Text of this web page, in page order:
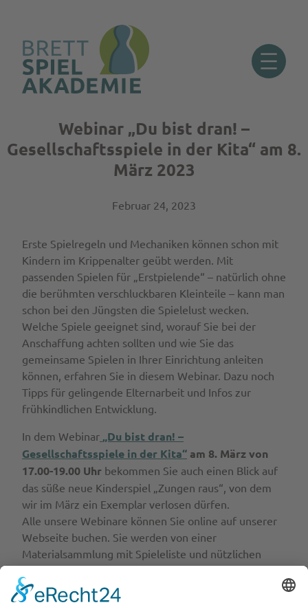
Inhalt
springen
Webinar „Du bist dran! –
Gesellschaftsspiele in der Kita“ am 8.
März 2023
Februar 24, 2023
Erste Spielregeln und Mechaniken können schon mit
Kindern im Krippenalter geübt werden. Mit
passenden Spielen für „Erstpielende“ – natürlich ohne
die berühmten verschluckbaren Kleinteile – kann man
schon bei den Jüngsten die Spielelust wecken.
Welche Spiele geeignet sind, worauf Sie bei der
Anschaffung achten sollten und wie Sie das
gemeinsame Spielen in Ihrer Einrichtung anleiten
können, erfahren Sie in diesem Webinar. Dazu noch
Tipps für gelingende Elternarbeit und Infos zur
frühkindlichen Entwicklung.
In dem Webinar „Du bist dran! –
Gesellschaftsspiele in der Kita“ am 8. März von
17.00-19.00 Uhr bekommen Sie auch einen Blick auf
das süße neue Kinderspiel „Zungen raus“, von dem
wir im März ein Exemplar verlosen dürfen.
Alle unsere Webinare können Sie online auf unserer
Webseite buchen. Sie werden von einer
Materialsammlung mit Spieleliste und nützlichen
Links auf einem Padlet unterstützt. Hier geht’s zur
Webinar:“
Du bist dran! – Gesellschaftsspiele in der
Kita“